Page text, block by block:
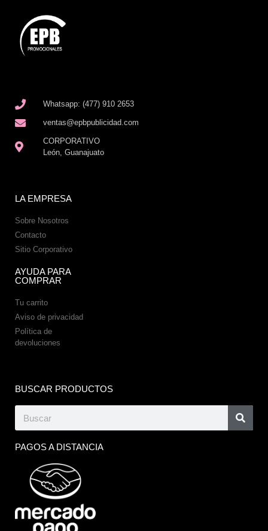
Whatsapp: (477) 910 2653
ventas@epbpublicidad.com
CORPORATIVO
León, Guanajuato
LA EMPRESA
Sobre Nosotros
Contacto
Sitio Corporativo
AYUDA PARA
COMPRAR
Tu carrito
Aviso de privacidad
Política de
devoluciones
BUSCAR PRODUCTOS
PAGOS A DISTANCIA